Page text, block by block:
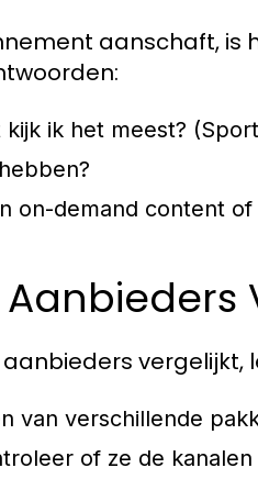
aanschaft,
ik het meest?
on-demand content
Aanbieders
van verschillende
of ze de